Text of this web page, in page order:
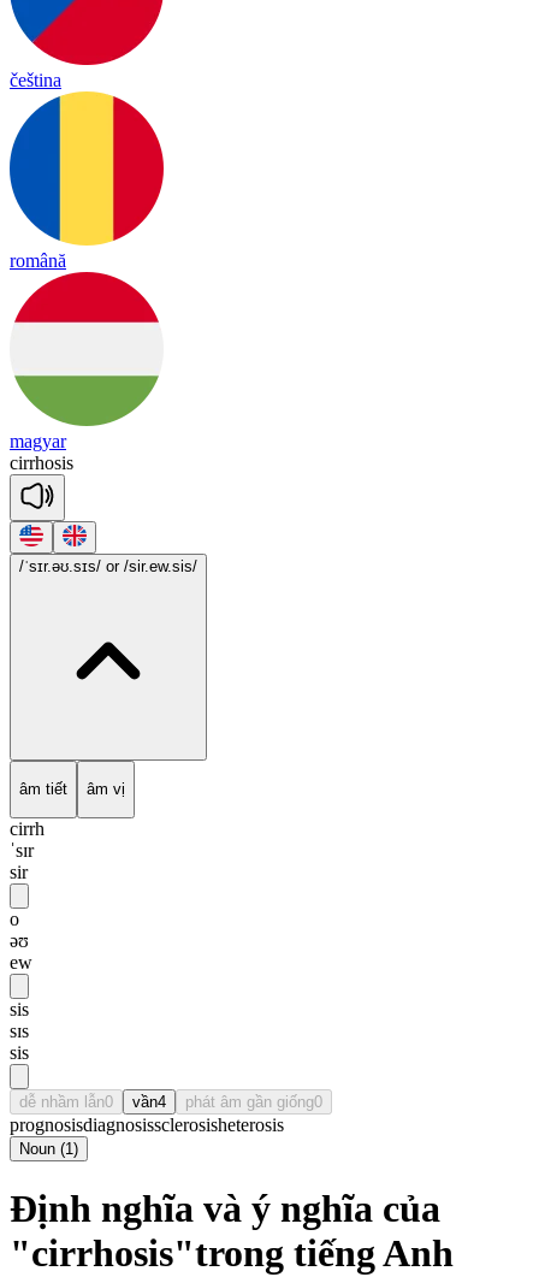
čeština
română
magyar
cirrhosis
/ˈsɪr.əʊ.sɪs/ or /sir.ew.sis/
âm tiết âm vị
cirrh
ˈsɪr
sir
o
əʊ
ew
sis
sɪs
sis
dễ nhầm lẫn0 vần4 phát âm gần giống0
prognosisdiagnosissclerosisheterosis
Noun (1)
Định nghĩa và ý nghĩa của
"cirrhosis"trong tiếng Anh